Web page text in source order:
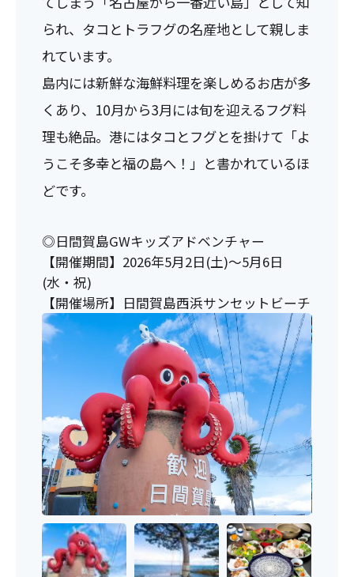
られ、タコとトラフグの名産地として親しま
れています。
島内には新鮮な海鮮料理を楽しめるお店が多
くあり、10月から3月には旬を迎えるフグ料
理も絶品。港にはタコとフグとを掛けて「よ
うこそ多幸と福の島へ！」と書かれているほ
どです。
◎日間賀島GWキッズアドベンチャー
【開催期間】2026年5月2日(土)～5月6日
(水・祝)
【開催場所】日間賀島西浜サンセットビーチ